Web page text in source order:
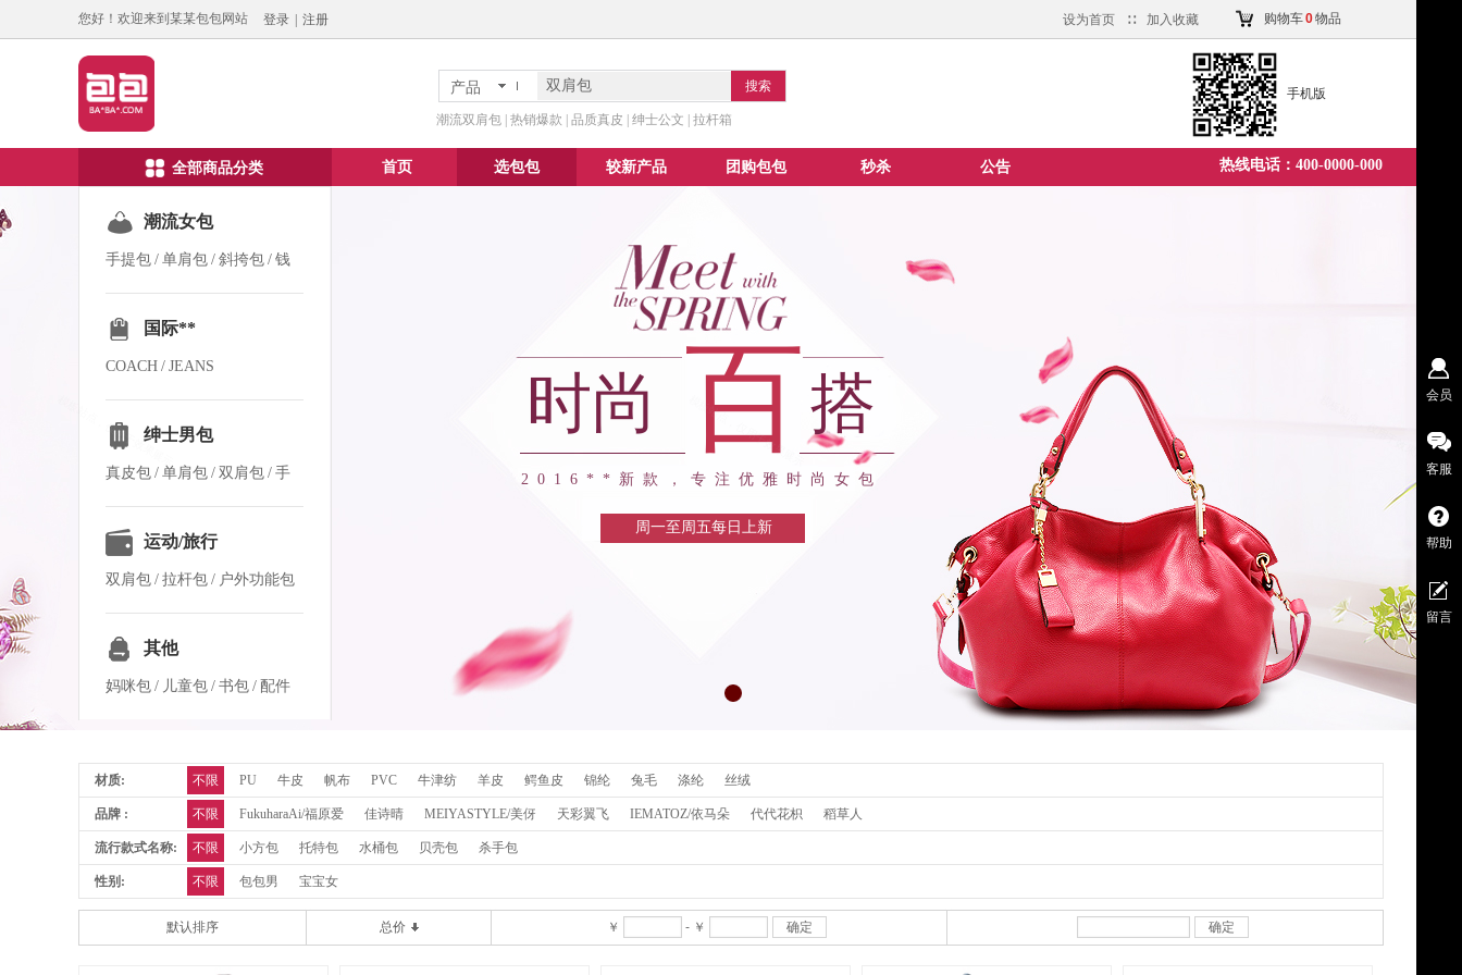
登录 注册 设为首页 ∷ 加入收藏 购物车0物品
您好！欢迎来到某某包包网站
产品 搜索
手机版
潮流双肩包 | 热销爆款 | 品质真皮 | 绅士公文 | 拉杆箱
首页 选包包 较新产品 团购包包 秒杀 公告
全部商品分类 热线电话：400-0000-000
潮流女包
手提包 / 单肩包 / 斜挎包 / 钱
包 / 真皮包
国际**
COACH / JEANS
绅士男包
真皮包 / 单肩包 / 双肩包 / 手
提包 / 胸包 / 斜跨包
运动/旅行
双肩包 / 拉杆包 / 户外功能包
/ 休闲包
其他
妈咪包 / 儿童包 / 书包 / 配件
百
时尚 搭
2016**新款，专注优雅时尚女包
周一至周五每日上新
材质: 不限 PU 牛皮 帆布 PVC 牛津纺 羊皮 鳄鱼皮 锦纶 兔毛 涤纶 丝绒
品牌 : 不限 FukuharaAi/福原爱 佳诗晴 MEIYASTYLE/美伢 天彩翼飞 IEMATOZ/依马朵 代代花枳 稻草人
流行款式名称: 不限 小方包 托特包 水桶包 贝壳包 杀手包
性别: 不限 包包男 宝宝女
默认排序 总价 ￥ - ￥ 确定 确定
会员
客服
帮助
留言